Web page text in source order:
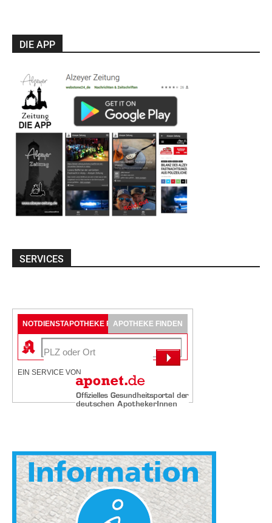
DIE APP
SERVICES
NOTDIENSTAPOTHEKE FINDENAPOTHEKE FINDEN
EIN SERVICE VON